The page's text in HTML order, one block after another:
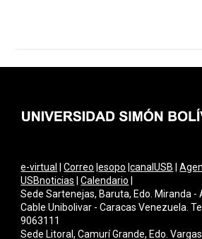
e-virtual |Correo |esopo |canalUSB |
USBnoticias |Calendario
Sede Sartenejas, Baruta, Edo. Miranda -
Cable Unibolivar - Caracas Venezuela.
9063111
Sede Litoral, Camurí Grande, Edo.